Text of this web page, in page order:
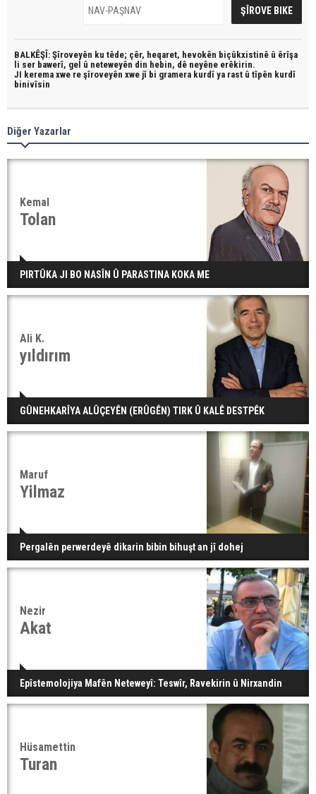
BALKÊŞÎ: Şîroveyên ku têde; çêr, heqaret, hevokên biçûkxistinê û êrîşa
li ser bawerî, gel û neteweyên din hebin, dê neyêne erêkirin.
JI kerema xwe re şîroveyên xwe jî bi gramera kurdî ya rast û tîpên kurdî
binivîsin
Diğer Yazarlar
Kemal
Tolan
PIRTÛKA JI BO NASÎN Û PARASTINA KOKA ME
Ali K.
yıldırım
GÛNEHKARÎYA ALÛÇEYÊN (ERÛGÊN) TIRK Û KALÊ DESTPÊK
Maruf
Yilmaz
Pergalên perwerdeyê dikarin bibin bihuşt an jî dohej
Nezir
Akat
Epîstemolojiya Mafên Neteweyî: Teswîr, Ravekirin û Nirxandin
Hüsamettin
Turan